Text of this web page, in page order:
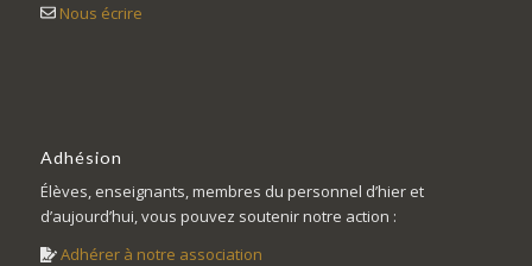
Nous écrire
Adhésion
Élèves, enseignants, membres du personnel d’hier et
d’aujourd’hui, vous pouvez soutenir notre action :
Adhérer à notre association